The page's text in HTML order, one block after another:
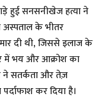
हुई सनसनीखेज हत्या ने
अस्पताल के भीतर
दी थी, जिससे इलाज के
में भय और आक्रोश का
ने सतर्कता और तेज़
कर दिया है।